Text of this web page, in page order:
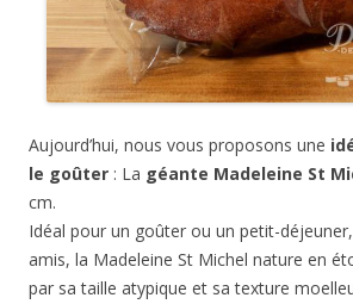
Aujourd’hui, nous vous proposons une
le goûter : La géante Madeleine St
cm.
Idéal pour un goûter ou un petit-
amis, la Madeleine St Michel nature en
par sa taille atypique et sa texture